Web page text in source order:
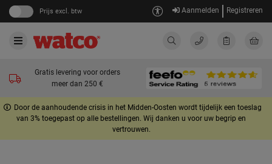
Prijs excl. btw Aanmelden Registreren
Gratis levering voor orders
meer dan 250 €
Door de aanhoudende crisis in het Midden-Oosten wordt tijdelijk een toeslag
van 3% toegepast op alle bestellingen. Wij danken u voor uw begrip en
vertrouwen.